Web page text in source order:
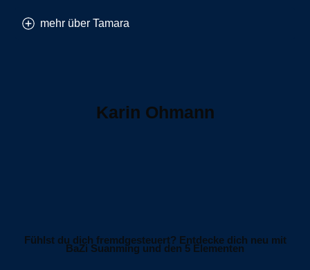
mehr über Tamara
Karin Ohmann
Fühlst du dich fremdgesteuert? Entdecke dich neu mit
BaZi Suanming und den 5 Elementen